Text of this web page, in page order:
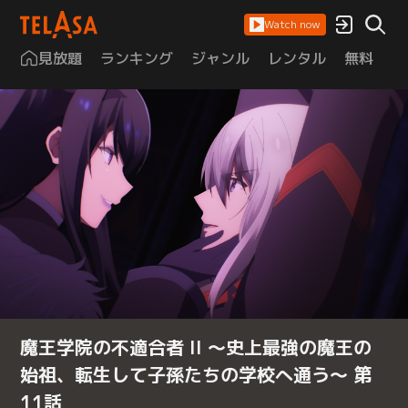
Watch now
見放題 ランキング ジャンル レンタル 無料
魔王学院の不適合者 II ～史上最強の魔王の
始祖、転生して子孫たちの学校へ通う～ 第
11話